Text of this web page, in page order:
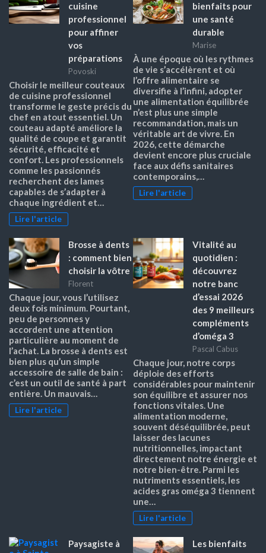
cuisine
professionnel
pour affiner
vos
préparations
Povoski
Choisir le meilleur couteaux
de cuisine professionnel
transforme le geste précis du
chef en atout essentiel. Un
couteau adapté améliore la
qualité de coupe et garantit
sécurité, efficacité et
confort. Les professionnels
comme les passionnés
recherchent des lames
capables de s’adapter à
chaque ingrédient et…
Lire l'article
bienfaits pour
une santé
durable
Marise
À une époque où les rythmes
de vie s’accélèrent et où
l’offre alimentaire se
diversifie à l’infini, adopter
une alimentation équilibrée
n’est plus une simple
recommandation, mais un
véritable art de vivre. En
2026, cette démarche
devient encore plus cruciale
face aux défis sanitaires
contemporains,…
Lire l'article
Brosse à dents
: comment bien
choisir la vôtre
Florent
Chaque jour, vous l’utilisez
deux fois minimum. Pourtant,
peu de personnes y
accordent une attention
particulière au moment de
l’achat. La brosse à dents est
bien plus qu’un simple
accessoire de salle de bain :
c’est un outil de santé à part
entière. Un mauvais…
Lire l'article
Vitalité au
quotidien :
découvrez
notre banc
d’essai 2026
des 9 meilleurs
compléments
d’oméga 3
Pascal Cabus
Chaque jour, notre corps
déploie des efforts
considérables pour maintenir
son équilibre et assurer nos
fonctions vitales. Une
alimentation moderne,
souvent déséquilibrée, peut
laisser des lacunes
nutritionnelles, impactant
directement notre énergie et
notre bien-être. Parmi les
nutriments essentiels, les
acides gras oméga 3 tiennent
une…
Lire l'article
Paysagiste à
Les bienfaits